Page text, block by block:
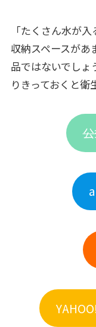
「たくさん水が
収納スペースがあ
品ではないでし
りきっておくと衛